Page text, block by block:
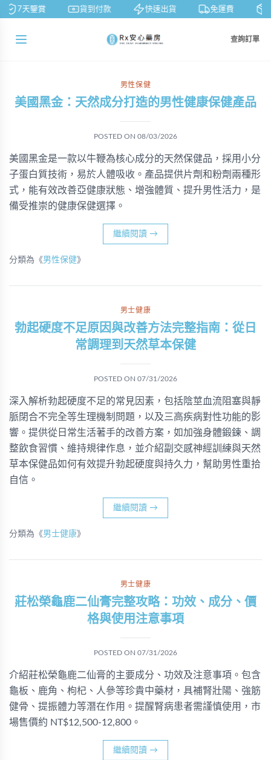
7天鑒賞 貨到付款 快速出貨 免運費
查詢訂單
男性保健
美國黑金：天然成分打造的男性健康保健產品
POSTED ON 08/03/2026
美國黑金是一款以牛鞭為核心成分的天然保健品，採用小分
子蛋白質技術，易於人體吸收。產品提供片劑和粉劑兩種形
式，能有效改善亞健康狀態、增強體質、提升男性活力，是
備受推崇的健康保健選擇。
繼續閱讀 →
分類為《男性保健》
男士健康
勃起硬度不足原因與改善方法完整指南：從日
常調理到天然草本保健
POSTED ON 07/31/2026
深入解析勃起硬度不足的常見因素，包括陰莖血流阻塞與靜
脈閉合不完全等生理機制問題，以及三高疾病對性功能的影
響。提供從日常生活著手的改善方案，如加強身體鍛鍊、調
整飲食習慣、維持規律作息，並介紹副交感神經訓練與天然
草本保健品如何有效提升勃起硬度與持久力，幫助男性重拾
自信。
繼續閱讀 →
分類為《男士健康》
男士健康
莊松榮龜鹿二仙膏完整攻略：功效、成分、價
格與使用注意事項
POSTED ON 07/31/2026
介紹莊松榮龜鹿二仙膏的主要成分、功效及注意事項。包含
龜板、鹿角、枸杞、人參等珍貴中藥材，具補腎壯陽、強筋
健骨、提振體力等潛在作用。提醒腎病患者需謹慎使用，市
場售價約 NT$12,500-12,800。
繼續閱讀 →